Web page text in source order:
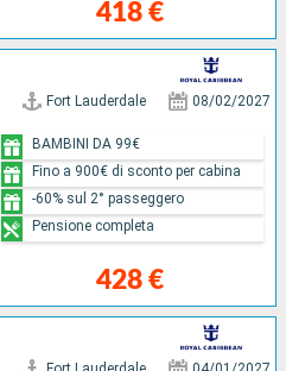
418 €
Fort Lauderdale 08/02/2027
428 €
BAMBINI DA 99€
Fino a 900€ di sconto per cabina
-60% sul 2° passeggero
Pensione completa